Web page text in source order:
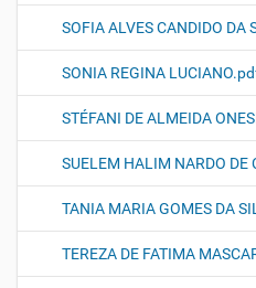
SOFIA ALVES CANDIDO DA
SONIA REGINA
STÉFANI DE ALMEIDA
SUELEM HALIM NARDO DE
TANIA MARIA GOMES DA
TEREZA DE FATIMA